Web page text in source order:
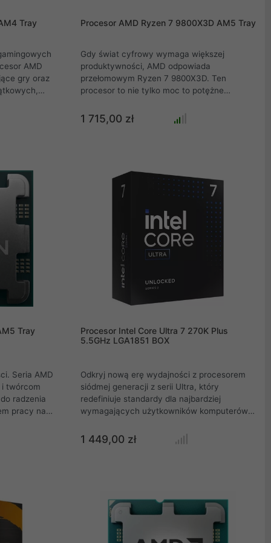
Tray
AMD
gry oraz
taktowania
bez
do
spojrzymy
budowy
AMD
Procesor AMD Ryzen 7 9800X3D AM5 Tray
Gdy świat cyfrowy wymaga większej
produktywności, AMD odpowiada
przełomowym Ryzen 7 9800X3D. Ten
procesor to nie tylko moc to potężne
kreatywnej na nowy poziom. Architektura
Zen 5 i technologia 3D V-Cache zamieniają
więcej w krótszym czasie. Dla każdego, kto
szuka przyszłościowej wydajności w
kompaktowej formie oto odpowiedź. Ryzen 7
9800X3D to więcej niż procesor. To
przyszłość w Twoim zasięgu.
1 715,00 zł
Tray
Seria AMD
i twórcom
radzenia
pracy na
do
Turbo
niższym
wpływ
Procesor Intel Core Ultra 7 270K Plus
5.5GHz LGA1851 BOX
Odkryj nową erę wydajności z procesorem
siódmej generacji z serii Ultra, który
redefiniuje standardy dla najbardziej
wymagających użytkowników komputerów
rdzenie i osiągający taktowanie do 5,5 GHz,
ten model zapewnia bezkompromisową moc
wsparciu dla algorytmów sztucznej
inteligencji, Twój system zyska niespotykaną
dotąd responsywność i płynność działania w
1 449,00 zł